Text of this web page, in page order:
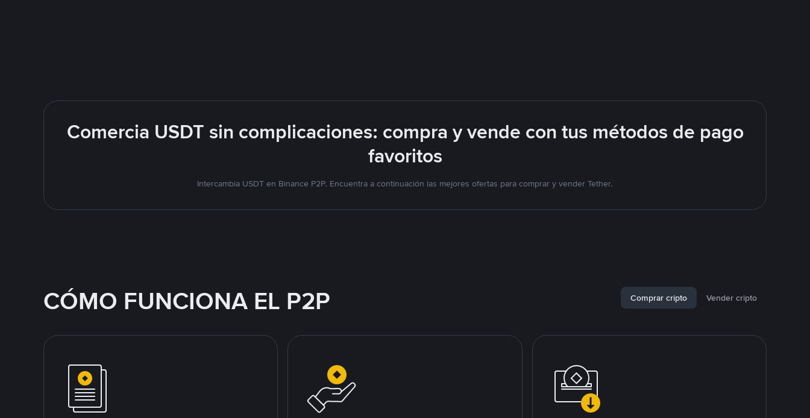
Comercia USDT sin complicaciones: compra y vende con tus métodos de pago
favoritos
Intercambia USDT en Binance P2P. Encuentra a continuación las mejores ofertas para comprar y vender Tether.
CÓMO FUNCIONA EL P2P Comprar cripto Vender cripto